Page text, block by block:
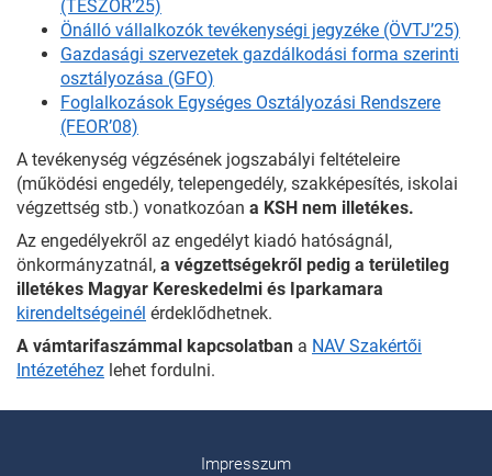
(TESZOR’25)
Önálló vállalkozók tevékenységi jegyzéke (ÖVTJ’25)
Gazdasági szervezetek gazdálkodási forma szerinti
osztályozása (GFO)
Foglalkozások Egységes Osztályozási Rendszere
(FEOR’08)
A tevékenység végzésének jogszabályi feltételeire
(működési engedély, telepengedély, szakképesítés, iskolai
végzettség stb.) vonatkozóan a KSH nem illetékes.
Az engedélyekről az engedélyt kiadó hatóságnál,
önkormányzatnál, a végzettségekről pedig a területileg
illetékes Magyar Kereskedelmi és Iparkamara
kirendeltségeinél érdeklődhetnek.
A vámtarifaszámmal kapcsolatban a NAV Szakértői
Intézetéhez lehet fordulni.
Impresszum